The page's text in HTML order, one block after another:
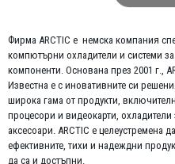
Фирма ARCTIC е немска компания
компютърни охладители и системи
компоненти. Основана през 2001 г.,
Известна е с иновативните си
широка гама от продукти,
процесори и видеокарти,
аксесоари. ARCTIC е целеустремена
ефективните, тихи и надеждни
да са и достъпни.